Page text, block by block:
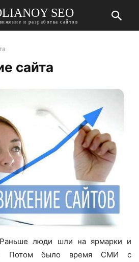
SEO
и разработка сайтов
сайта
люди шли на ярмарки и
Потом было время СМИ с